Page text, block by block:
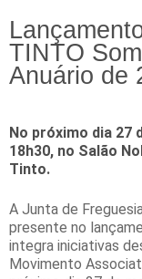
TINTO
Anuário de
No próximo dia 27
18h30, no Salão
Tinto.
A Junta de
presente no
integra iniciativas
Movimento